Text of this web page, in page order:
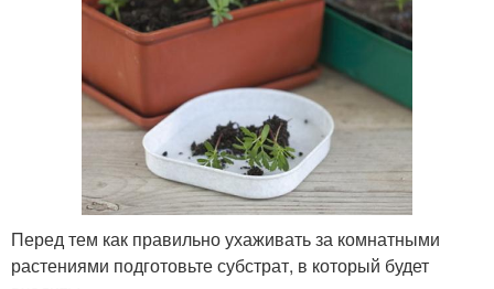
Перед тем как правильно ухаживать за комнатными
растениями подготовьте субстрат, в который будет